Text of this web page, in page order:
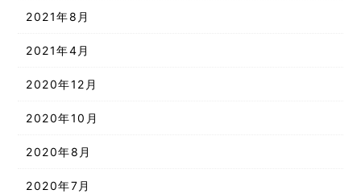
2021年8月
2021年4月
2020年12月
2020年10月
2020年8月
2020年7月